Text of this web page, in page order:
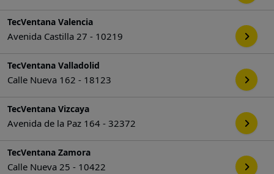
TecVentana Valencia
Avenida Castilla 27 - 10219
TecVentana Valladolid
Calle Nueva 162 - 18123
TecVentana Vizcaya
Avenida de la Paz 164 - 32372
TecVentana Zamora
Calle Nueva 25 - 10422